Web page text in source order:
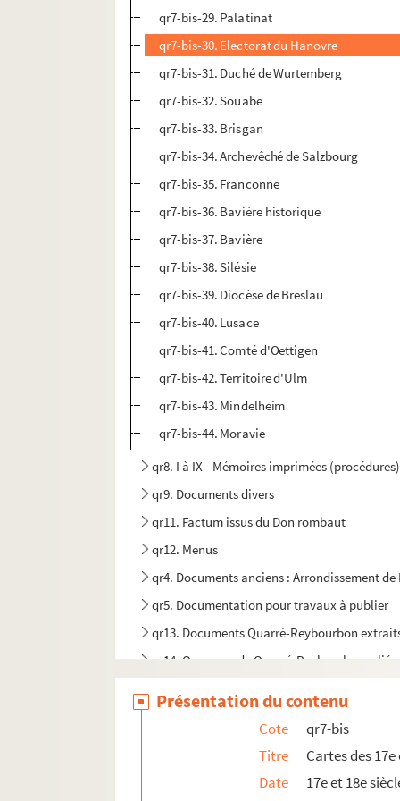
qr7-bis-29. Palatinat
qr7-bis-30. Electorat du Hanovre
qr7-bis-31. Duché de Wurtemberg
qr7-bis-32. Souabe
qr7-bis-33. Brisgan
qr7-bis-34. Archevêché de Salzbourg
qr7-bis-35. Franconne
qr7-bis-36. Bavière historique
qr7-bis-37. Bavière
qr7-bis-38. Silésie
qr7-bis-39. Diocèse de Breslau
qr7-bis-40. Lusace
qr7-bis-41. Comté d'Oettigen
qr7-bis-42. Territoire d'Ulm
qr7-bis-43. Mindelheim
qr7-bis-44. Moravie
qr8. I à IX - Mémoires imprimées
qr9. Documents divers
qr11. Factum issus du Don rombaut
qr12. Menus
qr4. Documents anciens : Arrondissement de
qr5. Documentation pour travaux à publier
qr13. Documents Quarré-Reybourbon
qr14. Ouvrages de Quarré-Reybourbon
Présentation du contenu
Cote
qr7-bis
Titre
Cartes des
Date
17e et 18e